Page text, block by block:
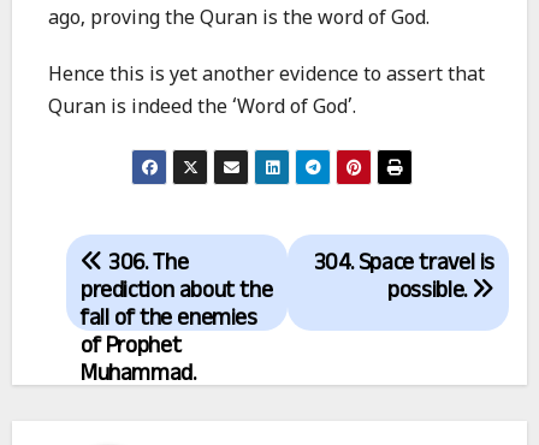
ago, proving the Quran is the word of God.
Hence this is yet another evidence to assert that
Quran is indeed the ‘Word of God’.
Post
navigation
304. Space travel is
possible.
306. The
prediction about the
fall of the enemies
of Prophet
Muhammad.